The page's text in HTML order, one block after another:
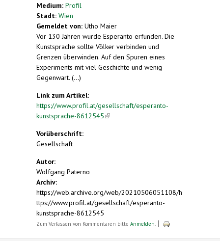
Medium: Profil
Stadt: Wien
Gemeldet von: Utho Maier
Vor 130 Jahren wurde Esperanto erfunden. Die
Kunstsprache sollte Völker verbinden und
Grenzen überwinden. Auf den Spuren eines
Experiments mit viel Geschichte und wenig
Gegenwart. (...)
Link zum Artikel:
https://www.profil.at/gesellschaft/esperanto-
kunstsprache-8612545(link is external)
Vorüberschrift:
Gesellschaft
Autor:
Wolfgang Paterno
Archiv:
https://web.archive.org/web/20210506051108/h
ttps://www.profil.at/gesellschaft/esperanto-
kunstsprache-8612545
Zum Verfassen von Kommentaren bitte Anmelden